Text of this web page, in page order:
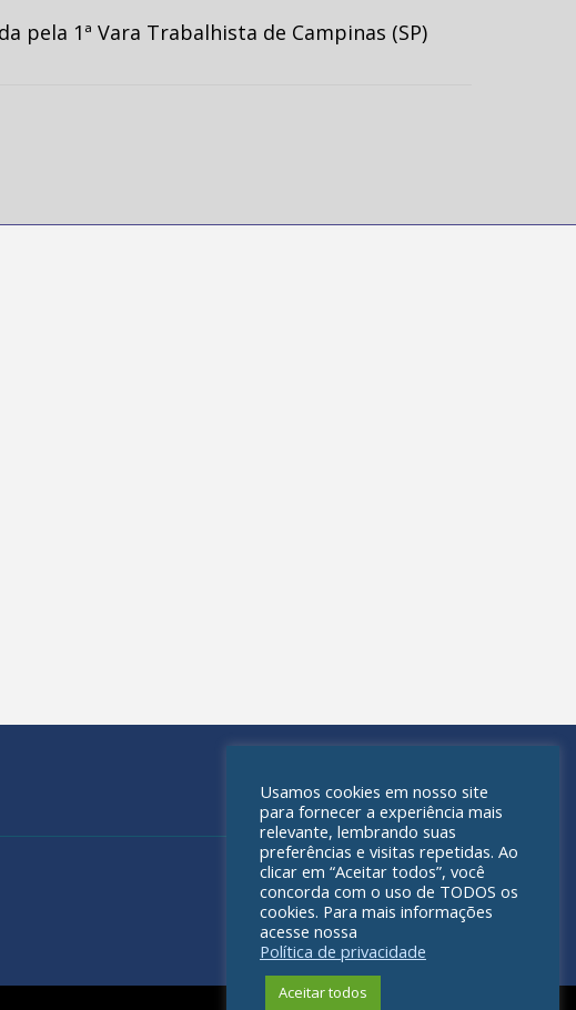
1ª Vara Trabalhista de Campinas (SP)
Usamos cookies em nosso site
para fornecer a experiência mais
relevante, lembrando suas
preferências e visitas repetidas. Ao
clicar em “Aceitar todos”, você
concorda com o uso de TODOS os
cookies. Para mais informações
acesse nossa
Política de privacidade
Aceitar todos